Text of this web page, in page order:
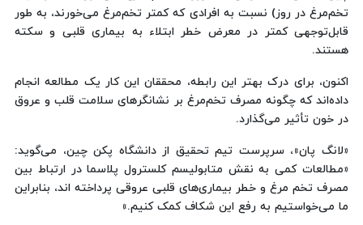
تخم‌مرغ در روز) نسبت به افرادی که کمتر تخم‌مرغ می‌خورند، به طور
قابل‌توجهی کمتر در معرض خطر ابتلاء به بیماری قلبی و سکته
هستند.
اکنون، برای درک بهتر این رابطه، محققان این کار یک مطالعه انجام
داده‌اند که چگونه مصرف تخم‌مرغ بر نشانگرهای سلامت قلب و عروق
در خون تأثیر می‌گذارد.
«لانگ پان»، سرپرست تیم تحقیق از دانشگاه پکن چین، می‌گوید:
«مطالعات کمی به نقش متابولیسم کلسترول پلاسما در ارتباط بین
مصرف تخم مرغ و خطر بیماری‌های قلبی عروقی پرداخته اند، بنابراین
ما می‌خواستیم به رفع این شکاف کمک کنیم.»